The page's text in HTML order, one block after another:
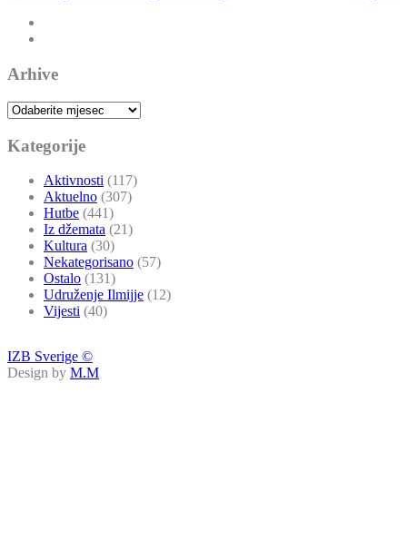
Arhive
Arhive
Kategorije
Aktivnosti (117)
Aktuelno (307)
Hutbe (441)
Iz džemata (21)
Kultura (30)
Nekategorisano (57)
Ostalo (131)
Udruženje Ilmijje (12)
Vijesti (40)
IZB Sverige ©
Design by M.M